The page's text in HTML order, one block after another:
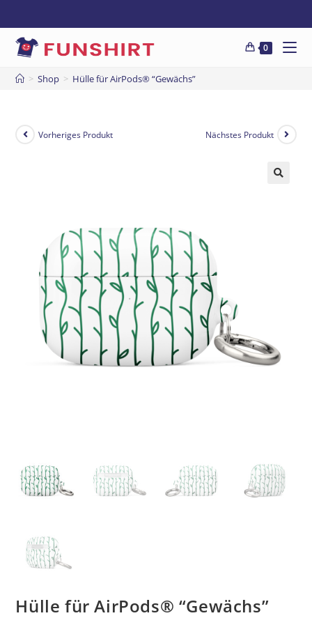
0
> Shop > Hülle für AirPods® “Gewächs”
Vorheriges Produkt Nächstes Produkt
Hülle für AirPods® “Gewächs”